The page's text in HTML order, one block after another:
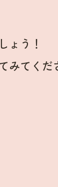
ょう！
みてくだ